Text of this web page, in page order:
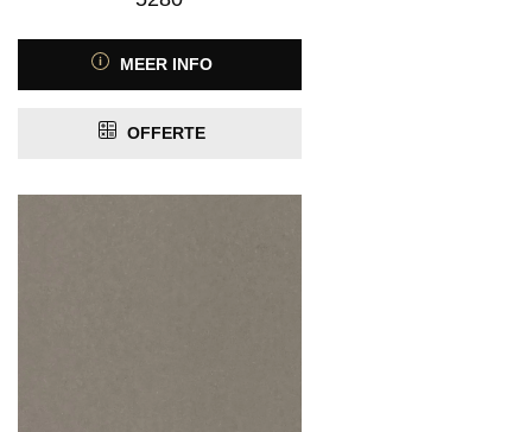
MEER INFO
OFFERTE